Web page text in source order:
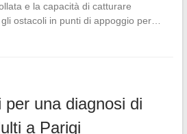
e la capacità di catturare
gli ostacoli in punti di appoggio per…
per una diagnosi di
a Parigi